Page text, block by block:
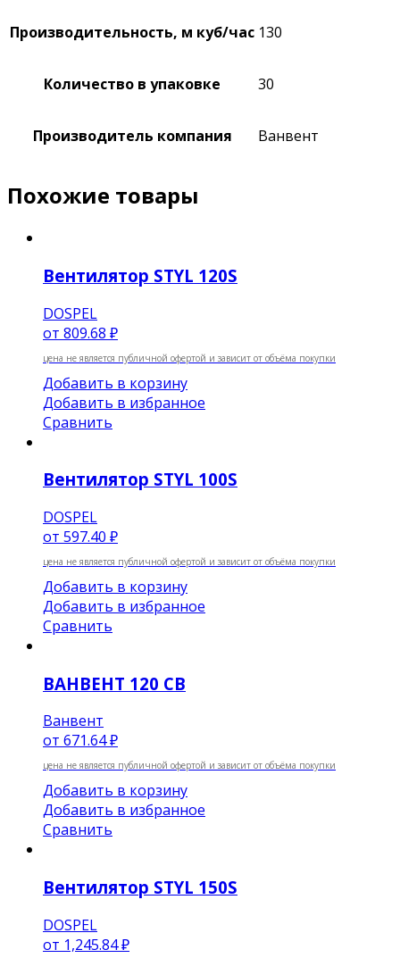
Производительность, м куб/час 130
Количество в упаковке 30
Производитель компания Ванвент
Похожие товары
Вентилятор STYL 120S
DOSPEL
от 809.68 ₽
цена не является публичной офертой и зависит от объёма покупки
Добавить в корзину
Добавить в избранное
Сравнить
Вентилятор STYL 100S
DOSPEL
от 597.40 ₽
цена не является публичной офертой и зависит от объёма покупки
Добавить в корзину
Добавить в избранное
Сравнить
ВАНВЕНТ 120 СВ
Ванвент
от 671.64 ₽
цена не является публичной офертой и зависит от объёма покупки
Добавить в корзину
Добавить в избранное
Сравнить
Вентилятор STYL 150S
DOSPEL
от 1,245.84 ₽